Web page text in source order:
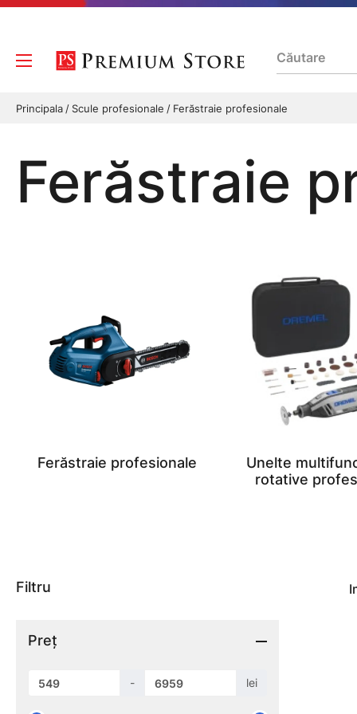
Principala Scule profesionale Ferăstraie profesionale
Ferăstraie
Ferăstraie profesionale
Unelte
rotative
Filtru
Preț
- lei